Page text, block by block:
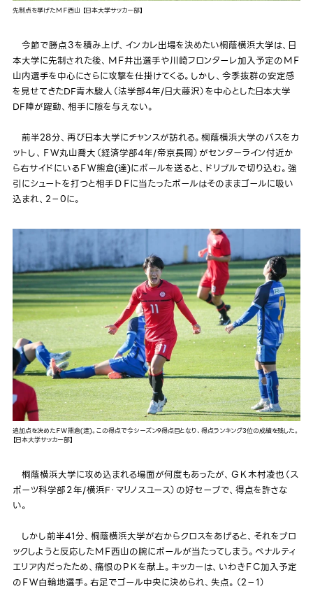
先制点を挙げたＭＦ西山 【日本大学サッカー部】
今節で勝点３を積み上げ、インカレ出場を決めたい桐蔭横浜大学は、日
本大学に先制された後、ＭＦ井出選手や川崎フロンターレ加入予定のＭＦ
山内選手を中心にさらに攻撃を仕掛けてくる。しかし、今季抜群の安定感
を見せてきたDF青木駿人（法学部4年/日大藤沢）を中心とした日本大学
DF陣が躍動、相手に隙を与えない。
前半28分、再び日本大学にチャンスが訪れる。桐蔭横浜大学のパスをカ
ットし、ＦＷ丸山喬大（経済学部4年/帝京長岡）がセンターライン付近か
ら右サイドにいるＦＷ熊倉(達)にボールを送ると、ドリブルで切り込む。強
引にシュートを打つと相手ＤＦに当たったボールはそのままゴールに吸い
込まれ、2－0に。
追加点を決めたＦＷ熊倉(達)。この得点で今シーズン9得点目となり、得点ランキング3位の成績を残した。
【日本大学サッカー部】
桐蔭横浜大学に攻め込まれる場面が何度もあったが、ＧＫ木村凌也（ス
ポーツ科学部２年/横浜F・マリノスユース）の好セーブで、得点を許さな
い。
しかし前半41分、桐蔭横浜大学が右からクロスをあげると、それをブロ
ックしようと反応したＭＦ西山の腕にボールが当たってしまう。ペナルティ
エリア内だったため、痛恨のＰＫを献上。キッカーは、いわきＦＣ加入予定
のＦＷ白輪地選手。右足でゴール中央に決められ、失点。（2－1）